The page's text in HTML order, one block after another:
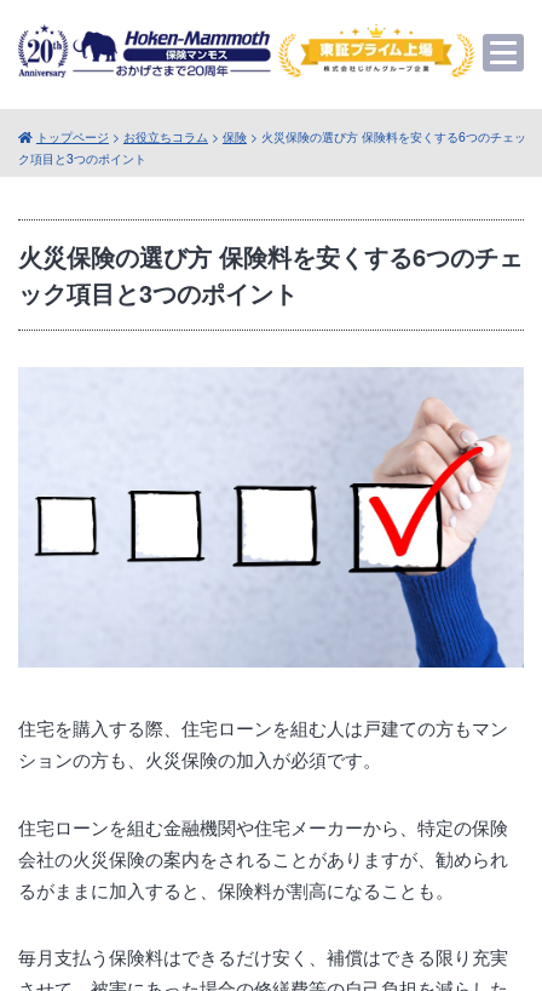
トップページ > お役立ちコラム > 保険 > 火災保険の選び方 保険料を安くする6つのチェッ
ク項目と3つのポイント
火災保険の選び方 保険料を安くする6つのチェ
ック項目と3つのポイント
住宅を購入する際、住宅ローンを組む人は戸建ての方もマン
ションの方も、火災保険の加入が必須です。
住宅ローンを組む金融機関や住宅メーカーから、特定の保険
会社の火災保険の案内をされることがありますが、勧められ
るがままに加入すると、保険料が割高になることも。
毎月支払う保険料はできるだけ安く、補償はできる限り充実